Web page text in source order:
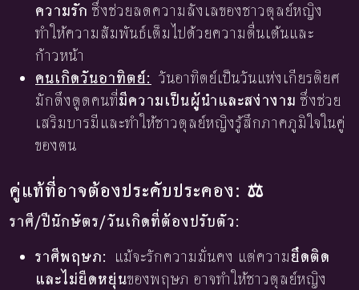
ความรัก ซึ่งช่วยลดความลังเลของชาวตุลย์หญิง
ทำให้ความสัมพันธ์เต็มไปด้วยความตื่นเต้นและ
ก้าวหน้า
คนเกิดวันอาทิตย์: วันอาทิตย์เป็นวันแห่งเกียรติยศ
มักดึงดูดคนที่มีความเป็นผู้นำและสง่างาม ซึ่งช่วย
เสริมบารมีและทำให้ชาวตุลย์หญิงรู้สึกภาคภูมิใจในคู่
ของตน
คู่แท้ที่อาจต้องประคับประคอง: ⚖️
ราศี/ปีนักษัตร/วันเกิดที่ต้องปรับตัว:
ราศีพฤษภ: แม้จะรักความมั่นคง แต่ความยึดติด
และไม่ยืดหยุ่นของพฤษภ อาจทำให้ชาวตุลย์หญิง